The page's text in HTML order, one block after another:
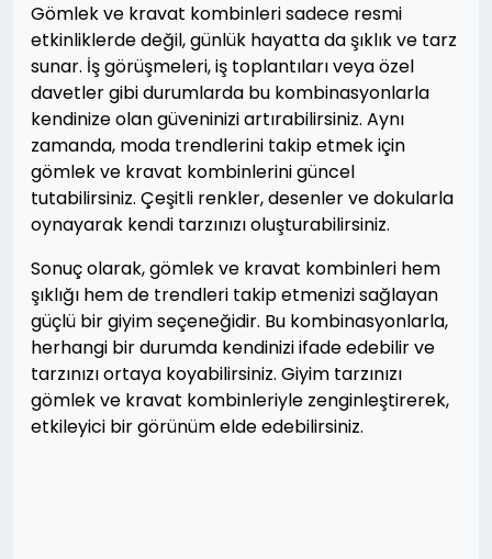
Gömlek ve kravat kombinleri sadece resmi
etkinliklerde değil, günlük hayatta da şıklık ve tarz
sunar. İş görüşmeleri, iş toplantıları veya özel
davetler gibi durumlarda bu kombinasyonlarla
kendinize olan güveninizi artırabilirsiniz. Aynı
zamanda, moda trendlerini takip etmek için
gömlek ve kravat kombinlerini güncel
tutabilirsiniz. Çeşitli renkler, desenler ve dokularla
oynayarak kendi tarzınızı oluşturabilirsiniz.
Sonuç olarak, gömlek ve kravat kombinleri hem
şıklığı hem de trendleri takip etmenizi sağlayan
güçlü bir giyim seçeneğidir. Bu kombinasyonlarla,
herhangi bir durumda kendinizi ifade edebilir ve
tarzınızı ortaya koyabilirsiniz. Giyim tarzınızı
gömlek ve kravat kombinleriyle zenginleştirerek,
etkileyici bir görünüm elde edebilirsiniz.